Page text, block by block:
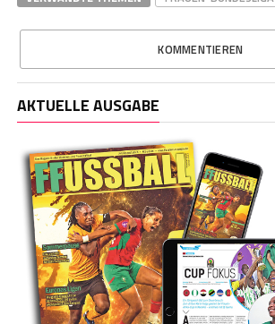
KOMMENTIEREN
AKTUELLE AUSGABE